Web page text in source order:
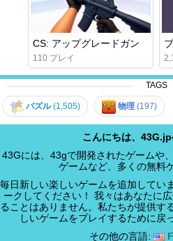
CS: アップグレードガン
110 プレイ
TAGS
パズル(1,505) 物理 (197)
こんにちは、43G.jp
43Gには、43gで開発されたゲームや
ゲームなど、多くの無料
毎日新しい楽しいゲームを追加してい
ークしてください！ 我々はあなたに
ることはありません。私たちが提供す
しいゲームをプレイするために戻
その他の言語: